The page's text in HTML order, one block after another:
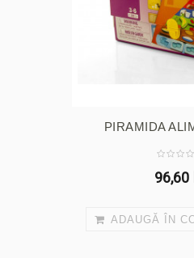
PIRAMIDA
96,60
ADAUGĂ ÎN